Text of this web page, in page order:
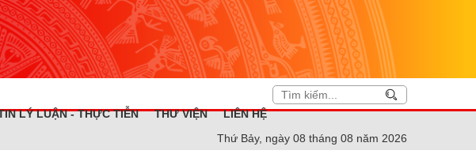
LÝ LUẬN - THỰC TIỄN THƯ VIỆN
LIÊN HỆ
Thứ Bảy, ngày 08 tháng 08 năm 2026